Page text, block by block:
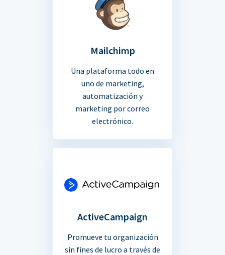
Mailchimp
Una plataforma todo en
uno de marketing,
automatización y
marketing por correo
electrónico.
ActiveCampaign
Promueve tu organización
sin fines de lucro a través de